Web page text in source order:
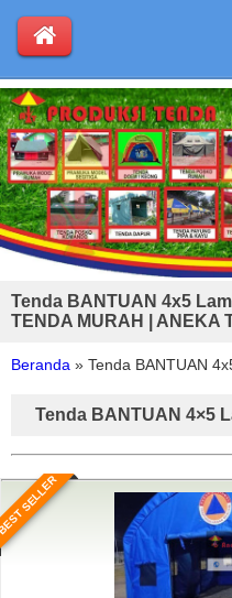
Tenda BANTUAN 4x5
TENDA MURAH | ANEKA
Beranda » Tenda BANTUAN
Tenda BANTUAN 4×5
SELLER